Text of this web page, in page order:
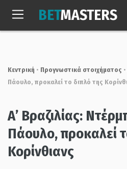
Κυρ, 9 Αυγ. 2026
BETMASTERS
Κεντρική • Προγνωστικά στοιχήματος •
Πάουλο, προκαλεί το διπλό της
Α’ Βραζιλίας:
Πάουλο, προκαλεί
Κορίνθιανς